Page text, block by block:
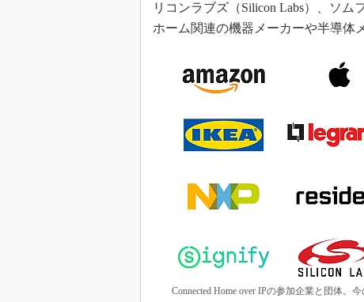
リコンラブズ（Silicon Labs）、ソム
ホーム関連の機器メーカーや半導体
Connected Home over IPの参加企業と団体。